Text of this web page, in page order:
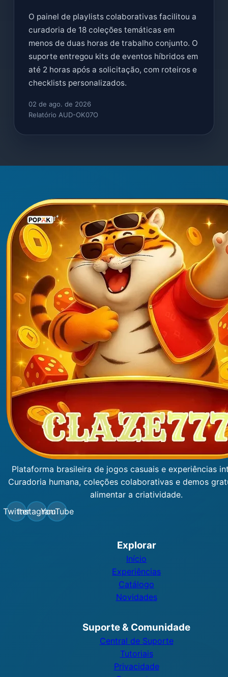
O painel de playlists colaborativas facilitou a
curadoria de 18 coleções temáticas em
menos de duas horas de trabalho conjunto. O
suporte entregou kits de eventos híbridos em
até 2 horas após a solicitação, com roteiros e
checklists personalizados.
02 de ago. de 2026
Relatório AUD-OK07O
Plataforma brasileira de jogos casuais e experiências
Curadoria humana, coleções colaborativas e demos
alimentar a criatividade.
TwitterInstagramYouTube
Explorar
Início
Experiências
Catálogo
Novidades
Suporte & Comunidade
Central de Suporte
Tutoriais
Privacidade